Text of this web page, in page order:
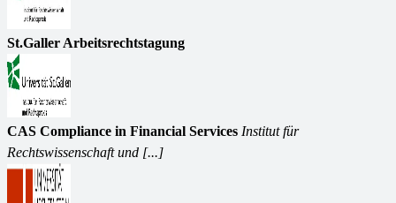
St.Galler Arbeitsrechtstagung
CAS Compliance in Financial Services Institut für
Rechtswissenschaft und [...]